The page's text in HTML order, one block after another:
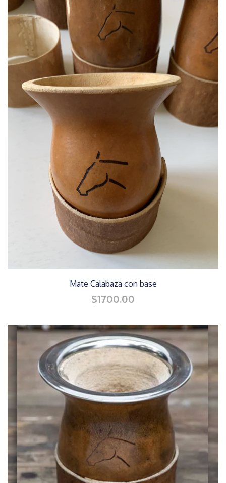
Mate Calabaza con base
$1700.00